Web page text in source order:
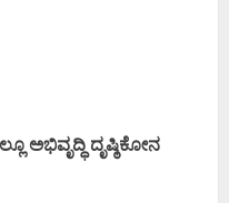
ಅಭಿವೃದ್ಧಿ ದೃಷ್ಠಿಕೋನ